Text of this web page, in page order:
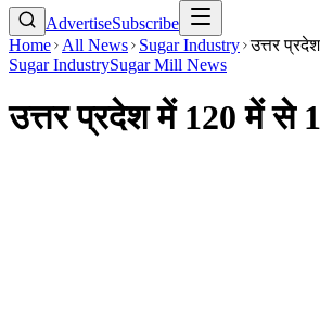
AdvertiseSubscribe
Home
All News Sugar Industry उत्तर
Sugar IndustrySugar Mill News
उत्तर प्रदेश में 120 में से